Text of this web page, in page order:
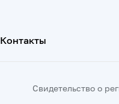
Контакты
Свидетельство о